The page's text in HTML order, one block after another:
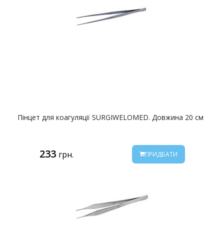
Пінцет для коагуляції SURGIWELOMED. Довжина 20 см
233 грн. ПРИДБАТИ